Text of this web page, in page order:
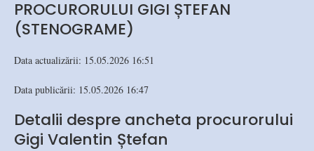
PROCURORULUI GIGI ȘTEFAN
(STENOGRAME)
Data actualizării: 15.05.2026 16:51
Data publicării: 15.05.2026 16:47
Detalii despre ancheta procurorului
Gigi Valentin Ștefan